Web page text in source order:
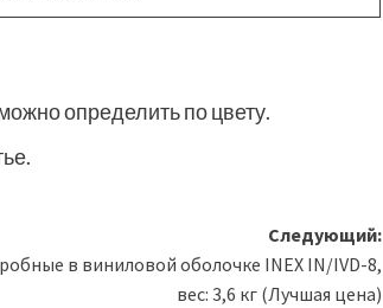
определить по цвету.
Следующий:
в виниловой оболочке INEX IN/IVD-8,
вес: 3,6 кг (Лучшая цена)